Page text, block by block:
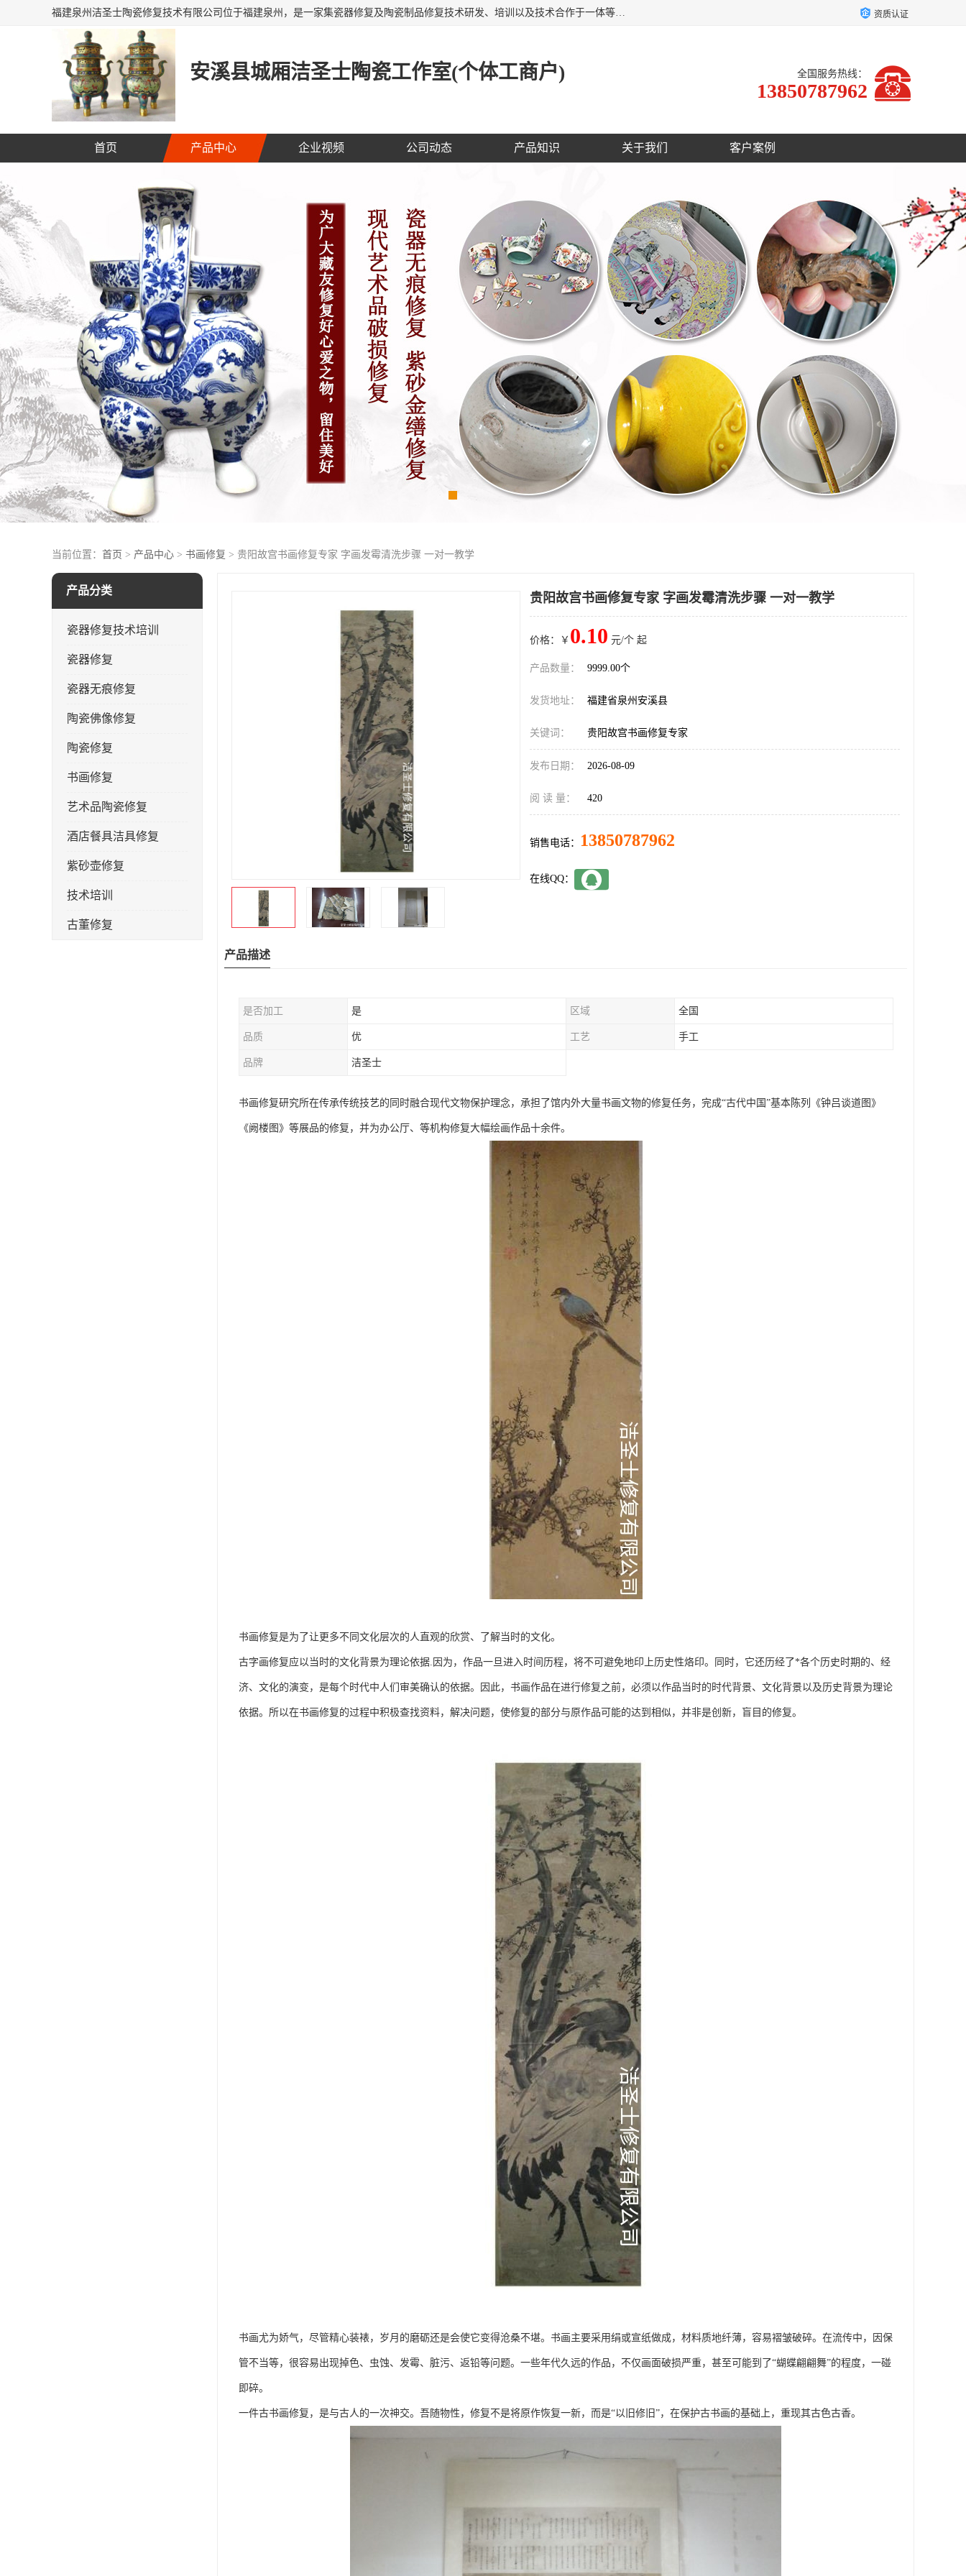
福建泉州洁圣士陶瓷修复技术有限公司位于福建泉州，是一家集瓷器修复及陶瓷制品修复技术研发、培训以及技术合作于一体等专业修复机构，公司主营：瓷器修复，陶瓷修复，瓷器无痕修复，陶瓷佛像修复，瓷器修复技术培训等。 洁圣士以全新的技术修复各种：古陶瓷、花瓶、餐具、工艺品、卫浴、颜色不一的金边、银边、花边，修复后基本无痕迹，修补成本低。丰富的经验为客户提供实用、优质服务！ 资质认证
安溪县城厢洁圣士陶瓷工作室(个体工商户) 全国服务热线：
13850787962
首页 产品中心 企业视频 公司动态 产品知识 关于我们 客户案例
当前位置： 首页 > 产品中心 > 书画修复 > 贵阳故宫书画修复专家 字画发霉清洗步骤 一对一教学
产品分类
瓷器修复技术培训
瓷器修复
瓷器无痕修复
陶瓷佛像修复
陶瓷修复
书画修复
艺术品陶瓷修复
酒店餐具洁具修复
紫砂壶修复
技术培训
古董修复
贵阳故宫书画修复专家 字画发霉清洗步骤 一对一教学
价格：￥ 0.10 元/个 起
产品数量： 9999.00个
发货地址： 福建省泉州安溪县
关键词： 贵阳故宫书画修复专家
发布日期： 2026-08-09
阅 读 量： 420
销售电话： 13850787962
在线QQ：
产品描述
是否加工 是 区域 全国
品质 优 工艺 手工
品牌 洁圣士
书画修复研究所在传承传统技艺的同时融合现代文物保护理念，承担了馆内外大量书画文物的修复任务，完成“古代中国”基本陈列《钟吕谈道图》
《阙楼图》等展品的修复，并为办公厅、等机构修复大幅绘画作品十余件。
书画修复是为了让更多不同文化层次的人直观的欣赏、了解当时的文化。
古字画修复应以当时的文化背景为理论依据.因为，作品一旦进入时间历程，将不可避免地印上历史性烙印。同时，它还历经了*各个历史时期的、经
济、文化的演变，是每个时代中人们审美确认的依据。因此，书画作品在进行修复之前，必须以作品当时的时代背景、文化背景以及历史背景为理论
依据。所以在书画修复的过程中积极查找资料，解决问题，使修复的部分与原作品可能的达到相似，并非是创新，盲目的修复。
书画尤为娇气，尽管精心装裱，岁月的磨砺还是会使它变得沧桑不堪。书画主要采用绢或宣纸做成，材料质地纤薄，容易褶皱破碎。在流传中，因保
管不当等，很容易出现掉色、虫蚀、发霉、脏污、返铅等问题。一些年代久远的作品，不仅画面破损严重，甚至可能到了“蝴蝶翩翩舞”的程度，一碰
即碎。
一件古书画修复，是与古人的一次神交。吾随物性，修复不是将原作恢复一新，而是“以旧修旧”，在保护古书画的基础上，重现其古色古香。